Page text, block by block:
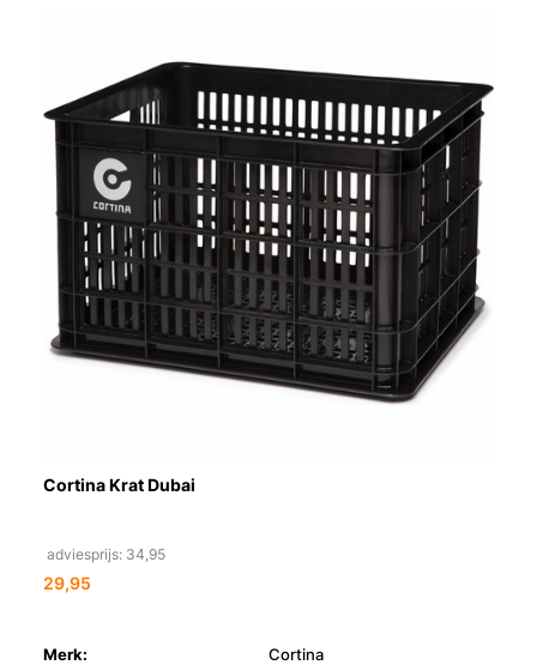
Cortina Krat Dubai
adviesprijs: 34,95
29,95
Merk:
Cortina